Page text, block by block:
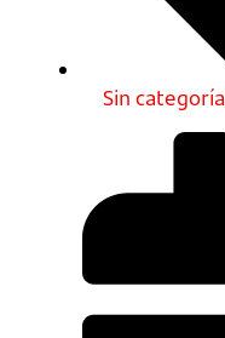
Sin categoría